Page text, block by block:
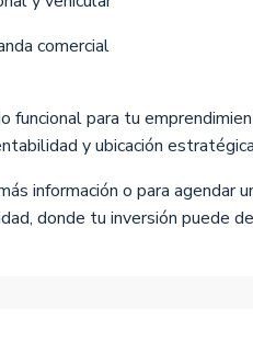
comercial
funcional para tu
y ubicación
información o para agendar
donde tu inversión puede